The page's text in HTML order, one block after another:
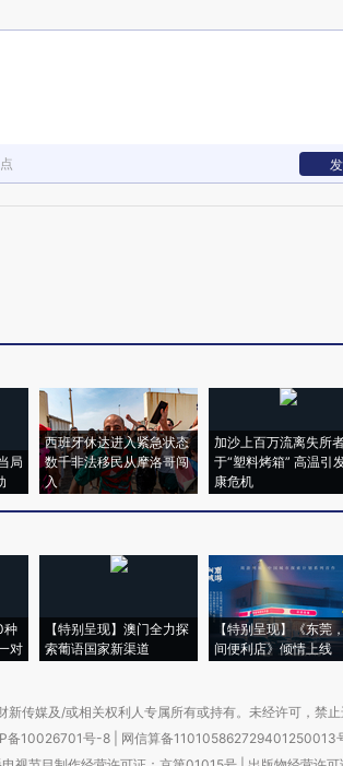
局
西班牙休达进入紧急状态
数千非法移民从摩洛哥闯
入
加沙上百万流离失所
于“塑料烤箱” 高温引
康危机
种
对
【特别呈现】澳门全力探
索葡语国家新渠道
【特别呈现】《东莞
间便利店》倾情上线
新传媒及/或相关权利人专属所有或持有。未经许可，禁
备10026701号-8 网信算备110105862729401250013